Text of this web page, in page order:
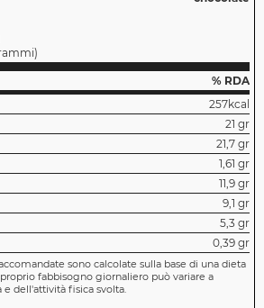
)
% RDA
257kcal
21 gr
21,7 gr
1,61 gr
11,9 gr
9,1 gr
5,3 gr
0,39 gr
sono calcolate sulla base di una dieta
fabbisogno giornaliero può variare a
e dell'attività fisica svolta.